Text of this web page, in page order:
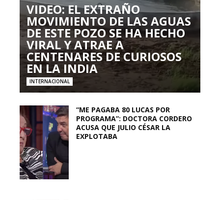
VIDEO: EL EXTRAÑO
MOVIMIENTO DE LAS AGUAS
DE ESTE POZO SE HA HECHO
VIRAL Y ATRAE A
CENTENARES DE CURIOSOS
EN LA INDIA
INTERNACIONAL
“ME PAGABA 80 LUCAS POR
PROGRAMA”: DOCTORA CORDERO
ACUSA QUE JULIO CÉSAR LA
EXPLOTABA